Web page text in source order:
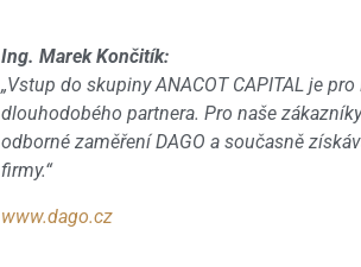
Ing. Marek Končitík:
„Vstup do skupiny ANACOT CAPITAL je
dlouhodobého partnera. Pro naše
odborné zaměření DAGO a současně
firmy.“
www.dago.cz